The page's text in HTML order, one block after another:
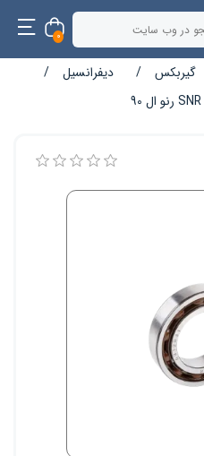
0
گیربکس / دیفرانسیل
/